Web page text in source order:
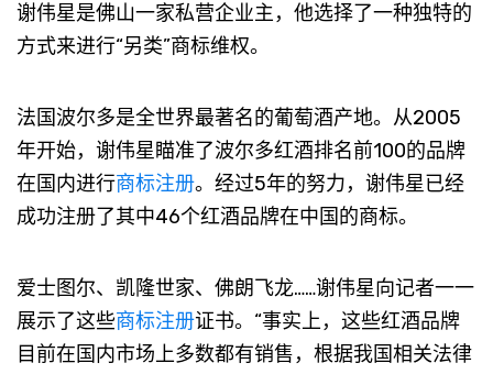
谢伟星是佛山一家私营企业主，他选择了一种独特的
方式来进行“另类”商标维权。
法国波尔多是全世界最著名的葡萄酒产地。从2005
年开始，谢伟星瞄准了波尔多红酒排名前100的品牌
在国内进行商标注册。经过5年的努力，谢伟星已经
成功注册了其中46个红酒品牌在中国的商标。
爱士图尔、凯隆世家、佛朗飞龙……谢伟星向记者一一
展示了这些商标注册证书。“事实上，这些红酒品牌
目前在国内市场上多数都有销售，根据我国相关法律